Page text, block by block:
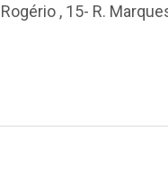
, 15- R.